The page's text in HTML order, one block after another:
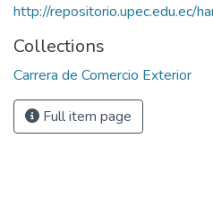
http://repositorio.upec.edu.ec/
Collections
Carrera de Comercio Exterior
Full item page